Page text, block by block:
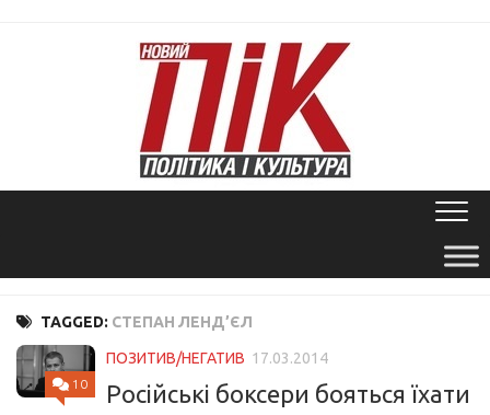
TAGGED: СТЕПАН ЛЕНД’ЄЛ
10
ПОЗИТИВ/НЕГАТИВ 17.03.2014
Російські боксери бояться їхати